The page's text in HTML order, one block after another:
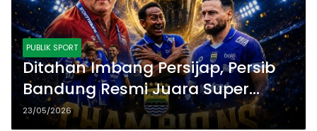
PUBLIK SPORT
Ditahan Imbang Persijap, Persib
Bandung Resmi Juara Super
League 2025/2026
23/05/2026